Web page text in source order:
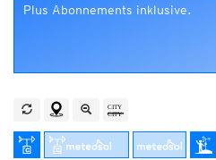
Plus Abonnements inklusive.